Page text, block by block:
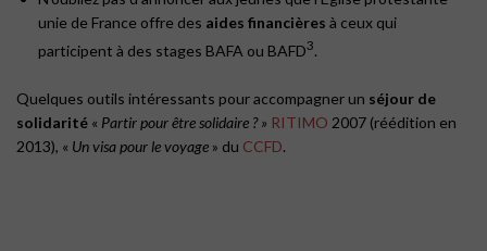
unie de France offre des aides financières à ceux qui
participent à des stages BAFA ou BAFD3.
Quelques outils intéressants pour accompagner un séjour de
solidarité « Partir pour être solidaire ? » RITIMO 2007 (réédition en
2013), « Un visa pour le voyage » du CCFD.